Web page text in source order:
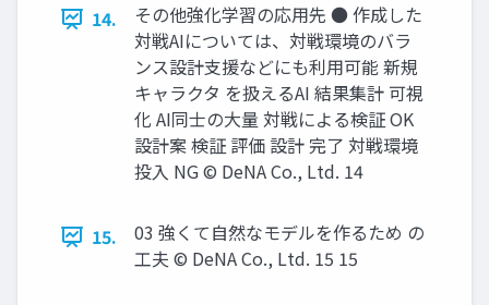
14.
その他強化学習の応用先 ● 作成した
対戦AIについては、対戦環境のバラ
ンス設計支援などにも利用可能 新規
キャラクタ を扱えるAI 結果集計 可視
化 AI同士の大量 対戦による検証 OK
設計案 検証 評価 設計 完了 対戦環境
投入 NG © DeNA Co., Ltd. 14
15.
03 強くて自然なモデルを作るため の
工夫 © DeNA Co., Ltd. 15 15